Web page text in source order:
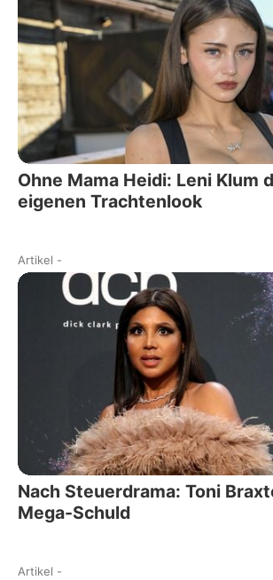
Ohne Mama Heidi: Leni Klum
eigenen Trachtenlook
Artikel -
Nach Steuerdrama: Toni
Mega-Schuld
Artikel -